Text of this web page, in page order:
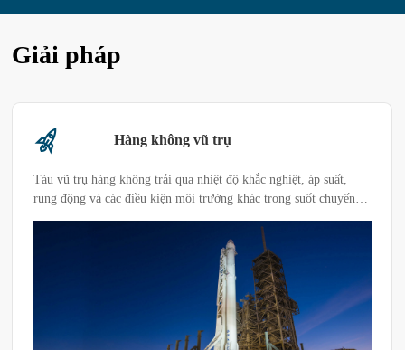
Giải pháp
Hàng không vũ trụ
Tàu vũ trụ hàng không trải qua nhiệt độ khắc nghiệt, áp suất,
rung động và các điều kiện môi trường khác trong suốt chuyến
thành phần vật liệu cần được kiểm tra độ tin cậy.